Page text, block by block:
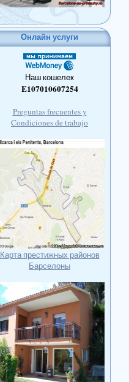
Онлайн услуги
Наш кошелек
E107010607254
Preguntas frecuentes y
Condiciones de trabajo
Карта престижных районов
Барселоны